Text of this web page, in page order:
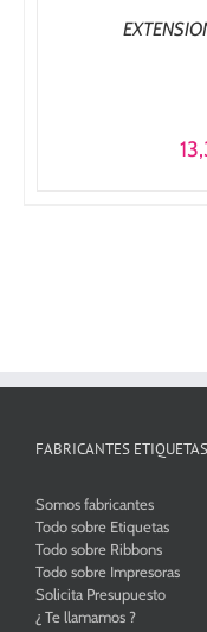
FABRICANTES
Somos fabricantes
Todo sobre Etiquetas
Todo sobre Ribbons
Todo sobre Impresoras
Solicita Presupuesto
¿ Te llamamos ?